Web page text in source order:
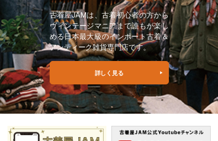
古着屋JAMは、古着初心者の方から
ヴィンテージマニアまで誰もが楽し
める日本最大級のインポート古着＆
アンティーク雑貨専門店です。
詳しく見る